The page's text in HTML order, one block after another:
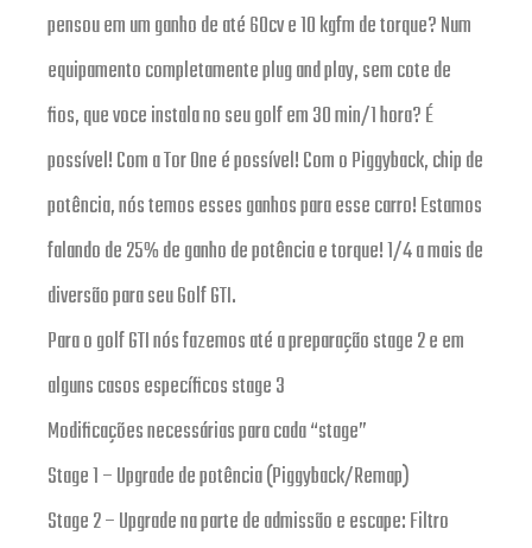
pensou em um ganho de até 60cv e 10 kgfm de torque? Num
equipamento completamente plug and play, sem cote de
fios, que voce instala no seu golf em 30 min/1 hora? É
possível! Com a Tor One é possível! Com o Piggyback, chip de
potência, nós temos esses ganhos para esse carro! Estamos
falando de 25% de ganho de potência e torque! 1/4 a mais de
diversão para seu Golf GTI.
Para o golf GTI nós fazemos até a preparação stage 2 e em
alguns casos específicos stage 3
Modificações necessárias para cada “stage”
Stage 1 – Upgrade de potência (Piggyback/Remap)
Stage 2 – Upgrade na parte de admissão e escape: Filtro